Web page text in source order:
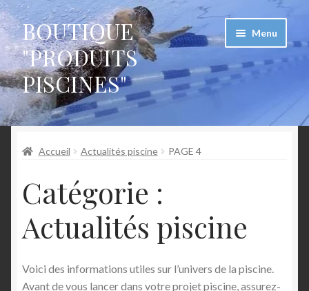
Aller
à
la
navigation
Aller
au
contenu
BOUTIQUE
"PRODUITS
PISCINES"
Menu
Accueil
CGU devis blocs polystyrène pour piscine
Conditions Générales d’utilisation – devis blocs maison
Conditions Générales de Vente des kits piscine
polystyrène
Accueil Actualités piscine PAGE 4
Catégorie :
Actualités piscine
Voici des informations utiles sur l’univers de la piscine.
Avant de vous lancer dans votre projet piscine, assurez-